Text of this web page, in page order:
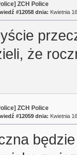
ZCH Police
#12058 dnia: Kwietnia
że
ZCH Police
#12059 dnia: Kwietnia